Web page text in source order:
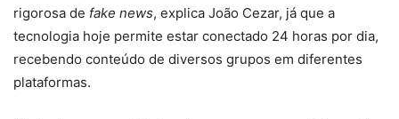
rigorosa de fake news, explica João Cezar, já que a
tecnologia hoje permite estar conectado 24 horas por dia,
recebendo conteúdo de diversos grupos em diferentes
plataformas.